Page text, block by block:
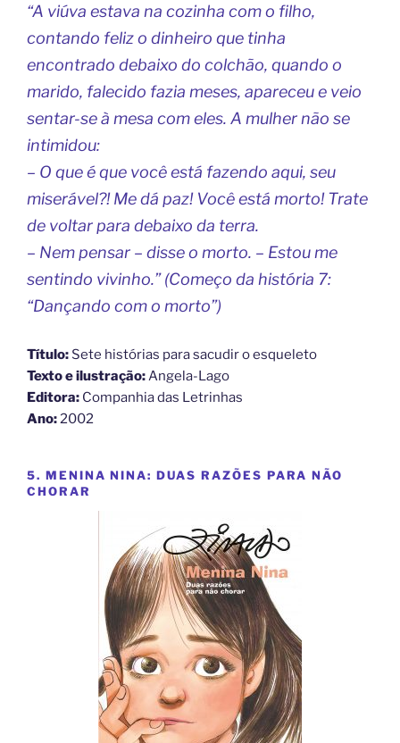
“A viúva estava na cozinha com o filho,
contando feliz o dinheiro que tinha
encontrado debaixo do colchão, quando o
marido, falecido fazia meses, apareceu e veio
sentar-se à mesa com eles. A mulher não se
intimidou:
– O que é que você está fazendo aqui, seu
miserável?! Me dá paz! Você está morto! Trate
de voltar para debaixo da terra.
– Nem pensar – disse o morto. – Estou me
sentindo vivinho.”(Começo da história 7:
“Dançando com o morto”)
Título: Sete histórias para sacudir o esqueleto
Texto e ilustração:Angela-Lago
Editora: Companhia das Letrinhas
Ano:2002
5. MENINA NINA: DUAS RAZÕES PARA NÃO
CHORAR